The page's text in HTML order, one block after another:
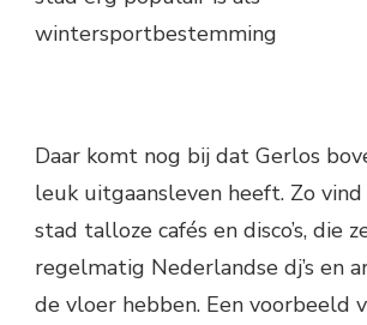
wintersportbestemming
Daar komt nog bij dat Gerlos
leuk uitgaansleven heeft. Zo vind
stad talloze cafés en disco’s, die
regelmatig Nederlandse dj’s en
de vloer hebben. Een voorbeeld